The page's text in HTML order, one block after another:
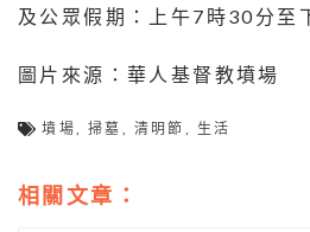
及公眾假期：上午7時30分至
圖片來源：華人基督教墳場
墳場 ,掃墓 清明節 生活
相關文章：